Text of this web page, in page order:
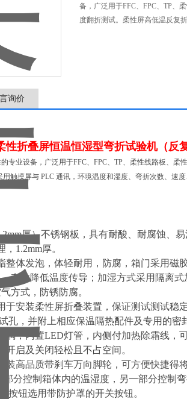
备，广泛用于FFC、FPC、TP、
度翻折测试。柔性屏高低温反复
询价
性折叠屏恒温恒湿型弯折试验机（反
专业设备，广泛用于FFC、FPC、TP、柔性线路板、柔
触摸屏与 PLC 通讯，环境温度和湿度、弯折次数、速
厚）不锈钢板，具有耐酸、耐腐蚀、易
1.2mm厚。
整体发泡，体轻耐用，防腐，箱门采用磁
有效降低温度传导；加湿方式采用隔离
方式，防锈防腐。
于安装柔性屏折叠装置，保证测试测试稳定
孔，并附上相应保温隔热配件及专用的密
璃，内置LED灯管，内侧付加热除霜线，
开启及关闭轻松且不占空间。
装高品质带刹车万向脚轮，可方便快捷得
部分控制箱体内的温湿度，另一部分控制
按钮选用带防护罩的开关按钮。